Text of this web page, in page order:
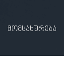
მომსახურება